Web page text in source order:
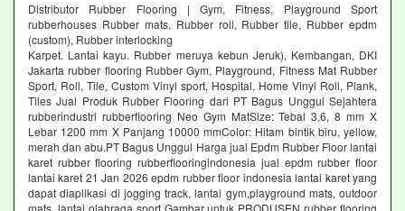
Distributor Rubber Flooring | Gym, Fitness, Playground Sport
rubberhouses Rubber mats, Rubber roll, Rubber tile, Rubber epdm
(custom), Rubber interlocking
Karpet. Lantai kayu. Rubber meruya kebun Jeruk), Kembangan, DKI
Jakarta rubber flooring Rubber Gym, Playground, Fitness Mat Rubber
Sport, Roll, Tile, Custom Vinyl sport, Hospital, Home Vinyl Roll, Plank,
Tiles Jual Produk Rubber Flooring dari PT Bagus Unggul Sejahtera
rubberindustri rubberflooring Neo Gym MatSize: Tebal 3,6, 8 mm X
Lebar 1200 mm X Panjang 10000 mmColor: Hitam bintik biru, yellow,
merah dan abu.PT Bagus Unggul Harga jual Epdm Rubber Floor lantai
karet rubber flooring rubberflooringindonesia jual epdm rubber floor
lantai karet 21 Jan 2026 epdm rubber floor indonesia lantai karet yang
dapat diaplikasi di jogging track, lantai gym,playground mats, outdoor